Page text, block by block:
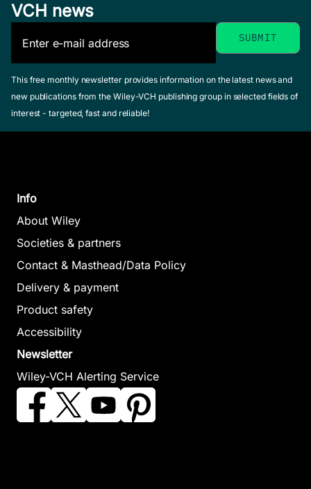
VCH news
This free monthly newsletter provides information on the latest news and
new publications from the Wiley-VCH publishing group in selected fields of
interest - targeted, fast and reliable!
Info
About Wiley
Societies & partners
Contact & Masthead/Data Policy
Delivery & payment
Product safety
Accessibility
Newsletter
Wiley-VCH Alerting Service